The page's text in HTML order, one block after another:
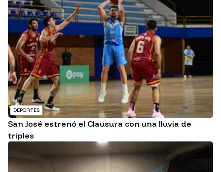
DEPORTES
San José estrenó el Clausura con una lluvia de
triples